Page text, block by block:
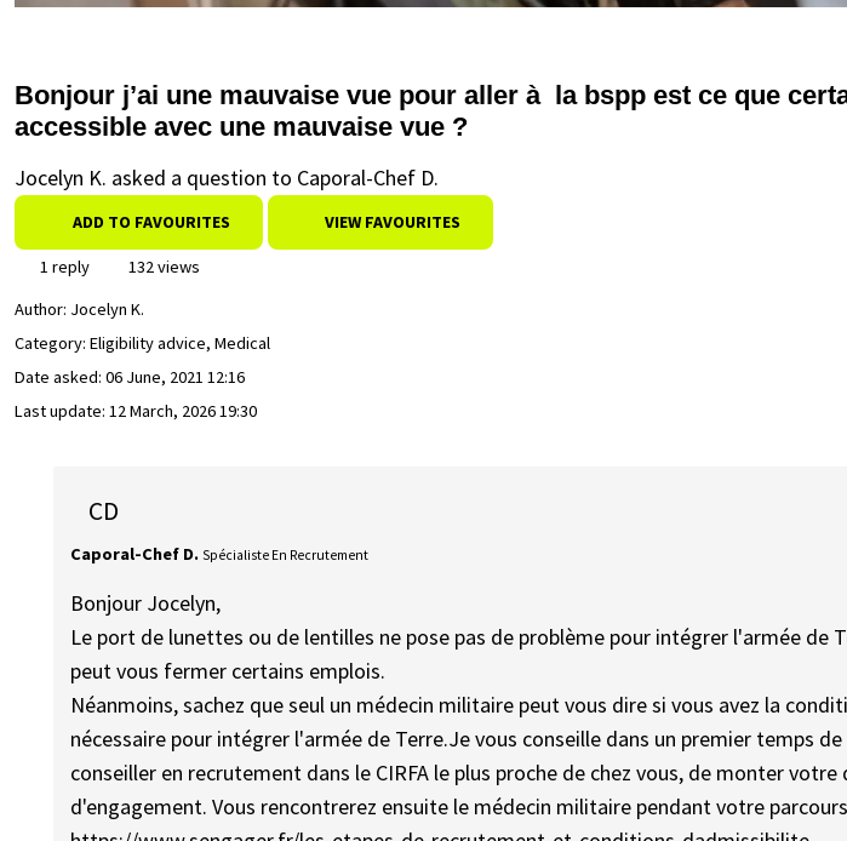
Bonjour j’ai une mauvaise vue pour aller à la bspp est ce que
accessible avec une mauvaise vue ?
Jocelyn K. asked a question to Caporal-Chef D.
ADD TO FAVOURITES VIEW FAVOURITES
1 reply
132 views
Author: Jocelyn K.
Category: Eligibility advice, Medical
Date asked: 06 June, 2021 12:16
Last update: 12 March, 2026 19:30
CD
Caporal-Chef D. Spécialiste En Recrutement
Bonjour Jocelyn,
Le port de lunettes ou de lentilles ne pose pas de problème pour intégrer l'armée de
peut vous fermer certains emplois.
Néanmoins, sachez que seul un médecin militaire peut vous dire si vous avez la
nécessaire pour intégrer l'armée de Terre.Je vous conseille dans un premier temps
conseiller en recrutement dans le CIRFA le plus proche de chez vous, de monter votre
d'engagement. Vous rencontrerez ensuite le médecin militaire pendant votre